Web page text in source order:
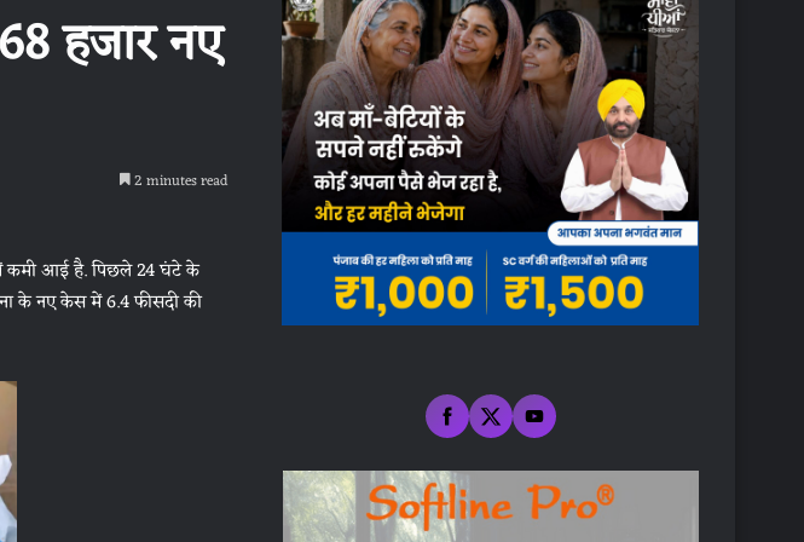
हजार नए
2 minutes read
कमी आई है. पिछले 24 घंटे के
के नए केस में 6.4 फीसदी की